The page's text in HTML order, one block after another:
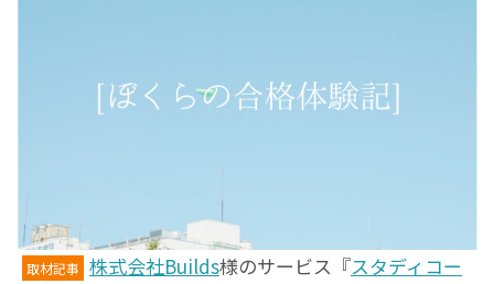
取材記事 株式会社Builds様のサービス『スタディコー